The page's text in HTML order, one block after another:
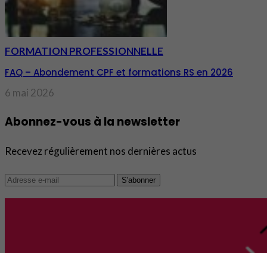
FORMATION PROFESSIONNELLE
FAQ – Abondement CPF et formations RS en 2026
6 mai 2026
Abonnez-vous à la newsletter
Recevez régulièrement nos dernières actus
S'abonner